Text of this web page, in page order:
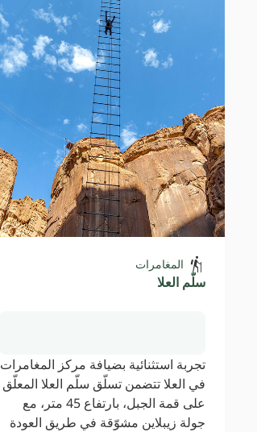
المغامرات
سلّم العلا
تجربة استثنائية بضيافة مركز المغامرات
في العلا تتضمن تسلّق سلّم العلا المعلّق
على قمة الجبل، بارتفاع 45 متر، مع
جولة زيبلاين مشوّقة في طريق العودة